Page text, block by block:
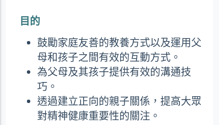
目的
鼓勵家庭友善的教養方式以及運用父
母和孩子之間有效的互動方式。
為父母及其孩子提供有效的溝通技
巧。
透過建立正向的親子關係，提高大眾
對精神健康重要性的關注。